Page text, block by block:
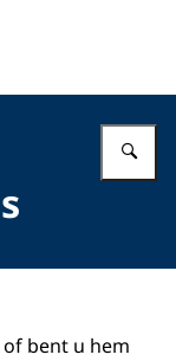
bent u hem